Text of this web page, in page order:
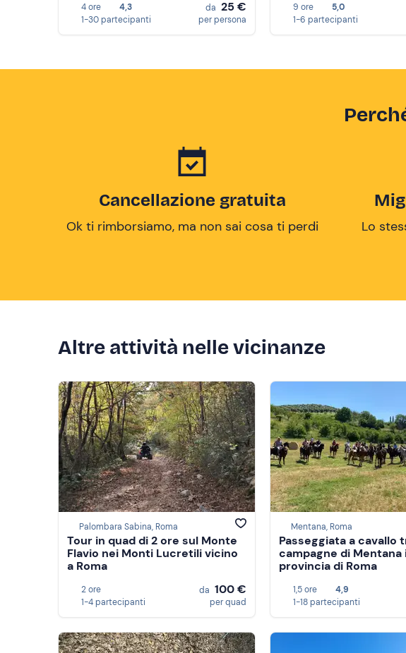
4 ore
4,3
1-30 partecipanti
da 25 €
per persona
9 ore
5,0
1-6 partecipanti
Cancellazione gratuita
Ok ti rimborsiamo, ma non sai cosa ti perdi
Lo
Altre attività nelle vicinanze
Palombara Sabina, Roma
Tour in quad di 2 ore sul Monte
Flavio nei Monti Lucretili vicino
a Roma
2 ore
1-4 partecipanti
da 100 €
per quad
Mentana, Roma
Passeggiata a cavallo
campagne di Mentana
provincia di Roma
1,5 ore
4,9
1-18 partecipanti